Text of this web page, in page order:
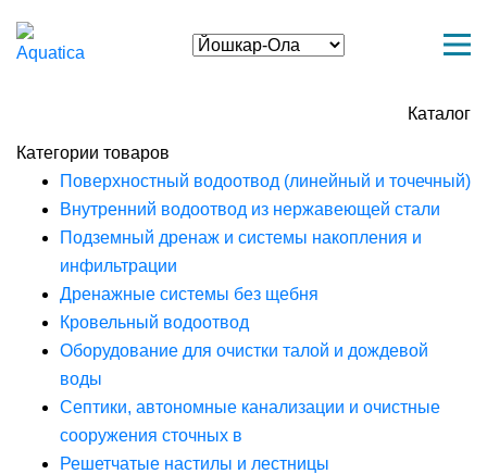
Каталог
Категории товаров
Поверхностный водоотвод (линейный и точечный)
Внутренний водоотвод из нержавеющей стали
Подземный дренаж и системы накопления и
инфильтрации
Дренажные системы без щебня
Кровельный водоотвод
Оборудование для очистки талой и дождевой
воды
Септики, автономные канализации и очистные
сооружения сточных в
Решетчатые настилы и лестницы